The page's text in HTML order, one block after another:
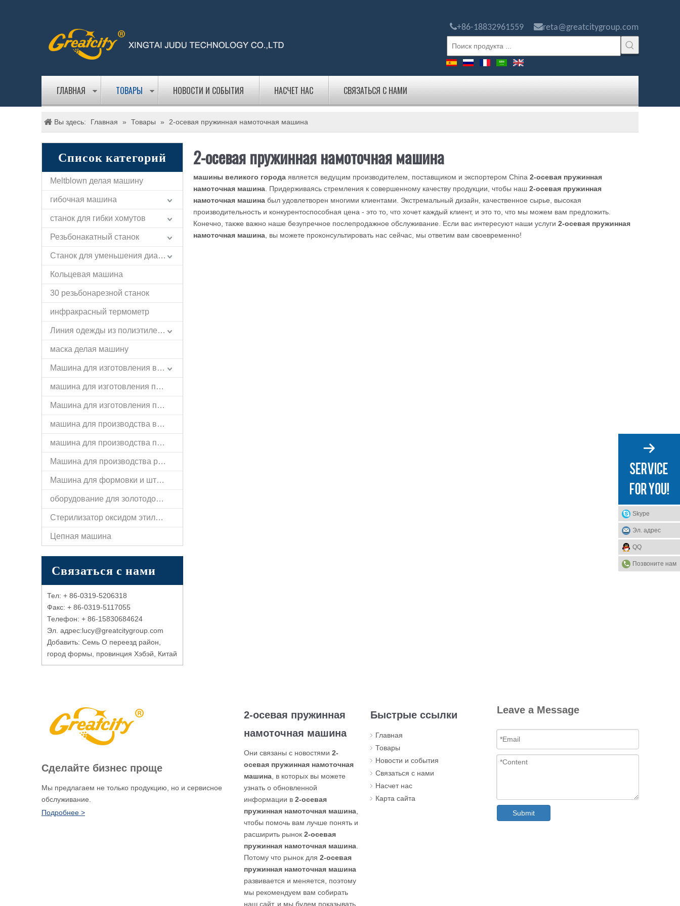
+86-18832961559 reta@greatcitygroup.com
ГЛАВНАЯ ТОВАРЫ НОВОСТИ И СОБЫТИЯ НАСЧЕТ НАС СВЯЗАТЬСЯ С НАМИ
Вы здесь: Главная » Товары » 2-осевая пружинная намоточная машина
Список категорий
Meltblown делая машину
гибочная машина
станок для гибки хомутов
Резьбонакатный станок
Станок для уменьшения диаметра
Кольцевая машина
30 резьбонарезной станок
инфракрасный термометр
Линия одежды из полиэтилена и пластика
маска делая машину
Машина для изготовления вешалок
машина для изготовления пружин
Машина для изготовления пряжек
машина для производства валиков
машина для производства проволоки
Машина для производства ручек
Машина для формовки и штамповки плоских полос
оборудование для золотодобычи
Стерилизатор оксидом этилена
Цепная машина
Связаться с нами
Тел: + 86-0319-5206318
Факс: + 86-0319-5117055
Телефон: + 86-15830684624
Эл. адрес:lucy@greatcitygroup.com
Добавить: Семь O переезд район,
город формы, провинция Хэбэй, Китай
2-осевая пружинная намоточная машина
машины великого города является ведущим производителем, поставщиком и экспортером China 2-осевая пружинная
намоточная машина . Придерживаясь стремления к совершенному качеству продукции, чтобы наш 2-осевая пружинная
намоточная машина был удовлетворен многими клиентами. Экстремальный дизайн, качественное сырье, высокая
производительность и конкурентоспособная цена - это то, что хочет каждый клиент, и это то, что мы можем вам предложить.
Конечно, также важно наше безупречное послепродажное обслуживание. Если вас интересуют наши услуги 2-осевая пружинная
намоточная машина , вы можете проконсультировать нас сейчас, мы ответим вам своевременно!
Skype
Эл. адрес
QQ
Позвоните нам
Сделайте бизнес проще
Мы предлагаем не только продукцию, но и сервисное
обслуживание.
Подробнее >
2-осевая пружинная
намоточная машина
Они связаны с новостями 2-
осевая пружинная намоточная
машина , в которых вы можете
узнать о обновленной
информации в 2-осевая
пружинная намоточная машина
чтобы помочь вам лучше понять и
расширить рынок 2-осевая
пружинная намоточная машина
Потому что рынок для 2-осевая
пружинная намоточная машина
развивается и меняется, поэтому
мы рекомендуем вам собирать
наш сайт, и мы будем показывать
Быстрые ссылки
Главная
Товары
Новости и события
Связаться с нами
Насчет нас
Карта сайта
Leave a Message
Submit